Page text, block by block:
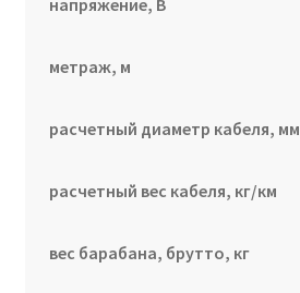
метраж, м
расчетный диаметр кабеля, мм
расчетный вес кабеля, кг/км
вес барабана, брутто, кг